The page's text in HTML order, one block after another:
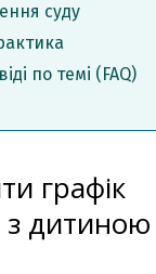
суду
по темі (FAQ)
графік
з